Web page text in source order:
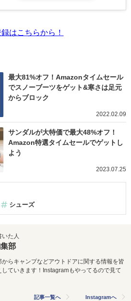
はこちらから！
最大81%オフ！Amazonタイムセール
でスノーブーツをゲット&寒さは足元
からブロック
2022.02.09
サンダルが大特価で最大48%オフ！
Amazon特選タイムセールでゲットし
よう
2023.07.25
シューズ
いた人
部
からキャンプなどアウトドアに関する情報を皆
していきます！Instagramもやってるので見て
記事一覧へ Instagramへ